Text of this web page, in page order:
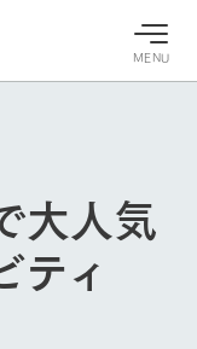
MENU
牧場の楽
大人気
ティ